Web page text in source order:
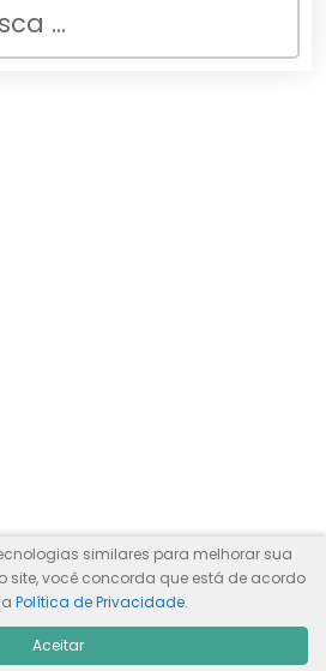
similares para melhorar sua
site, você concorda que está de acordo
Política de Privacidade.
Aceitar